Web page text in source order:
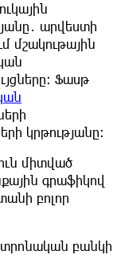
արվեստի
մշակութային
Ֆասթ
կրթությանը։
միտված
գրաֆիկով
բոլոր
բանկի